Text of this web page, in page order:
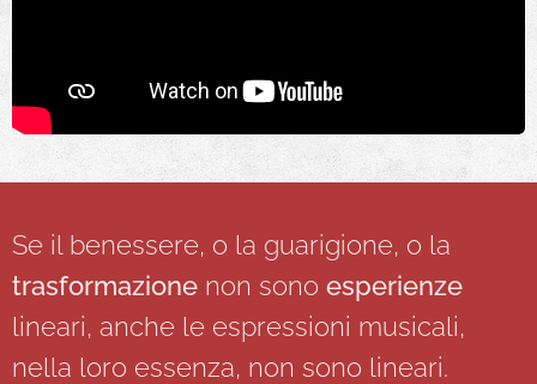
Se il benessere, o la guarigione, o la
trasformazione non sono esperienze
lineari, anche le espressioni musicali,
nella loro essenza, non sono lineari.